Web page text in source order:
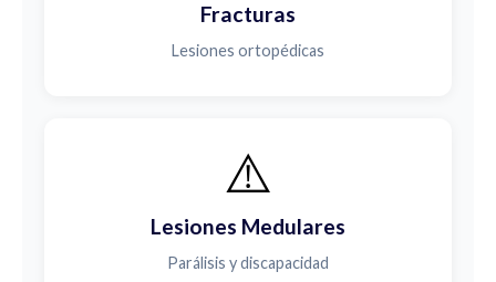
Fracturas
Lesiones ortopédicas
⚠️
Lesiones Medulares
Parálisis y discapacidad